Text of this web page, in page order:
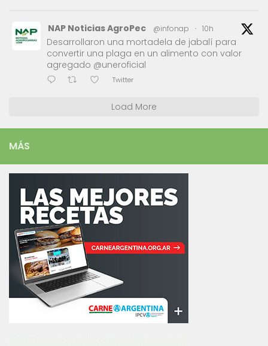
NAP Noticias AgroPec @infonap · 10h
Desarrollaron una mortadela de jabalí para
convertir una plaga en un alimento con valor
agregado @uneroficial
Twitter
Load More
MÁS